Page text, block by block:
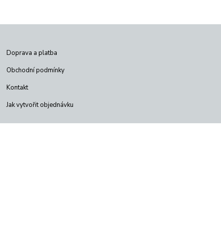
Doprava a platba
Obchodní podmínky
Kontakt
Jak vytvořit objednávku